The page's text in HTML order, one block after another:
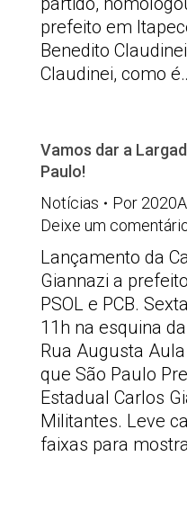
prefeito em
Benedito
Claudinei, como
Vamos dar a
Paulo!
Notícias
Por
Deixe um
Lançamento da
Giannazi a
PSOL e PCB.
11h na esquina
Rua Augusta
que São Paulo
Estadual Carlos
Militantes. Leve
faixas para